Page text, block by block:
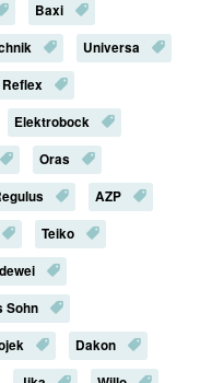
Baxi
Universa
Reflex
Elektrobock
Oras
AZP
Teiko
Sohn
Dakon